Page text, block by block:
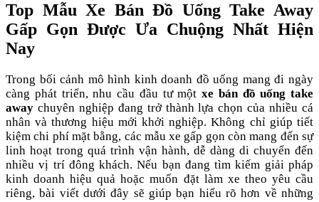
Top Mẫu Xe Bán Đồ Uống Take Away
Gấp Gọn Được Ưa Chuộng Nhất Hiện
Nay
Trong bối cảnh mô hình kinh doanh đồ uống mang đi ngày
càng phát triển, nhu cầu đầu tư một xe bán đồ uống take
away chuyên nghiệp đang trở thành lựa chọn của nhiều cá
nhân và thương hiệu mới khởi nghiệp. Không chỉ giúp tiết
kiệm chi phí mặt bằng, các mẫu xe gấp gọn còn mang đến sự
linh hoạt trong quá trình vận hành, dễ dàng di chuyển đến
nhiều vị trí đông khách. Nếu bạn đang tìm kiếm giải pháp
kinh doanh hiệu quả hoặc muốn đặt làm xe theo yêu cầu
riêng, bài viết dưới đây sẽ giúp bạn hiểu rõ hơn về những